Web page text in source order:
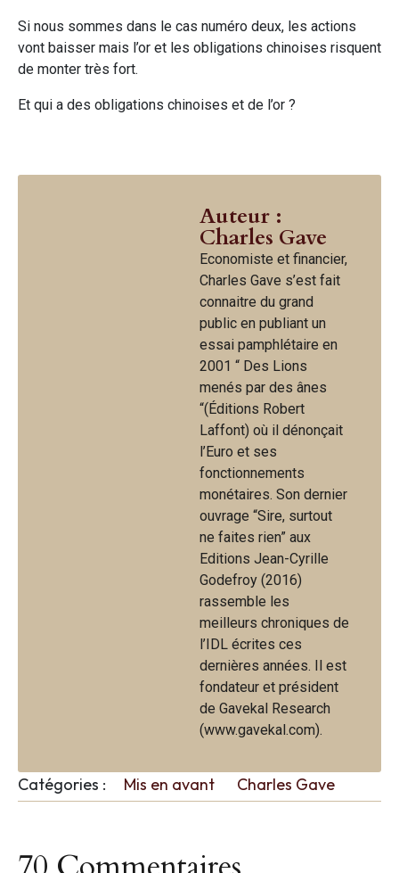
Si nous sommes dans le cas numéro deux, les actions
vont baisser mais l’or et les obligations chinoises risquent
de monter très fort.
Et qui a des obligations chinoises et de l’or ?
Auteur :
Charles Gave
Economiste et financier,
Charles Gave s’est fait
connaitre du grand
public en publiant un
essai pamphlétaire en
2001 “ Des Lions
menés par des ânes
“(Éditions Robert
Laffont) où il dénonçait
l’Euro et ses
fonctionnements
monétaires. Son dernier
ouvrage “Sire, surtout
ne faites rien” aux
Editions Jean-Cyrille
Godefroy (2016)
rassemble les
meilleurs chroniques de
l’IDL écrites ces
dernières années. Il est
fondateur et président
de Gavekal Research
(www.gavekal.com).
Catégories : Mis en avant Charles Gave